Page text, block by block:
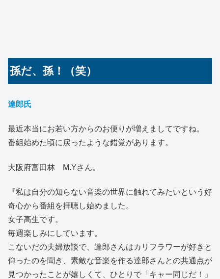
孫だ、孫！（笑）
達郎氏
最近本当にお若い方からのお便りが増えましてですね。
番組始めた頃に戻ったような錯覚があります。
大阪府富田林 M.Yさん。
『私は自分の知らない音楽の世界に触れてみたいという好
奇心から番組を拝聴し始めました。
女子高生です。
毎週楽しみにしています。
こないだの夫婦放談で、達郎さんはカリフラワーが好きと
仰ったのを聞き、素敵な音楽を作る達郎さんとの共通点が
見つかったことが嬉しくて、ひとりで「キャー同じだ！」